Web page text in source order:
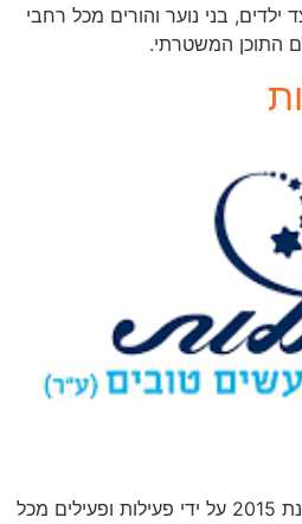
ילדים, בני נוער והורים מכל רחבי
התוכן המשטרתי.
עמותת משאלות הוקמה בשנת 2015 על ידי פעילות ופעילים מכל